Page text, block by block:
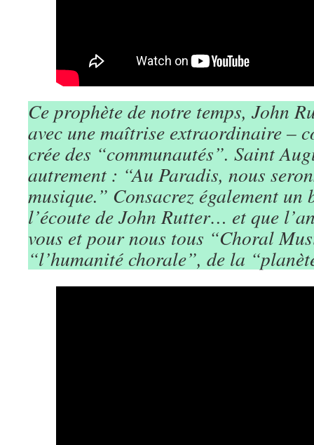
Ce prophète de notre temps, John
avec une maîtrise extraordinaire –
crée des “communautés”. Saint
autrement : “Au Paradis, nous
musique.” Consacrez également un
l’écoute de John Rutter… et que
vous et pour nous tous “Choral
“l’humanité chorale”, de la